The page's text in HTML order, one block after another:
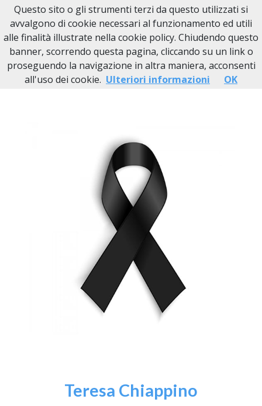
Necrologi Novi Ligure
Novi Ligure Teresa Chiappino
Teresa Chiappino
Questo sito o gli strumenti terzi da questo utilizzati si
avvalgono di cookie necessari al funzionamento ed utili
alle finalità illustrate nella cookie policy. Chiudendo questo
banner, scorrendo questa pagina, cliccando su un link o
proseguendo la navigazione in altra maniera, acconsenti
all'uso dei cookie. Ulteriori informazioni OK